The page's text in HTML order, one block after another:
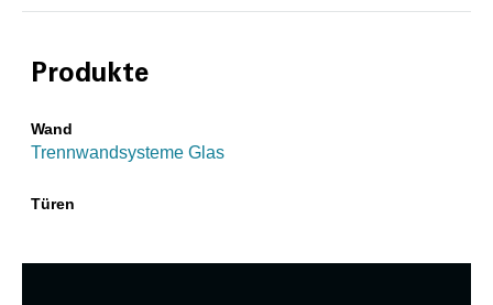
Produkte
Wand
Trennwandsysteme Glas
Türen